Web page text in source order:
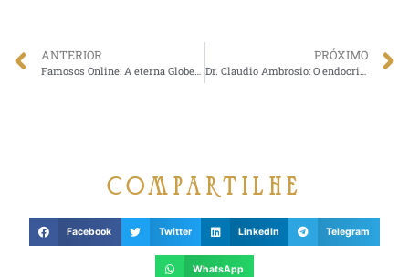
ANTERIOR PRÓXIMO
compartilhe
Facebook Twitter LinkedIn Telegram
WhatsApp